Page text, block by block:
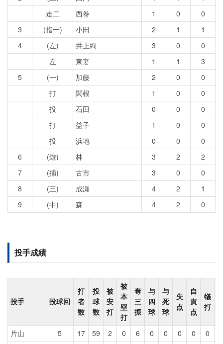
走二
西巻 1 0
0
3
(指一) 小田 2 1
1
4
(左) 井上絢 3 0
0
左
東妻 1 1
3
5
(一) 加藤 2 0
0
打
関根 1 0
0
投
石田 0 0
0
打
益子 1 0
0
投
浜地 0 0
0
6
(遊) 林 3 2
2
7
(捕) 古市 3 0
0
8
(三) 成瀬 4 2
1
9
(中) 森 4 2 0
投手成績
投手 投球回
打
者
数
投
球
数
被
安
打
被
本
塁
打
奪
三
振
与
四
球
与
死
球
失
点
自
責
点
犠
打
片山 5 17 59 2 0 6 0 0 0 0 0